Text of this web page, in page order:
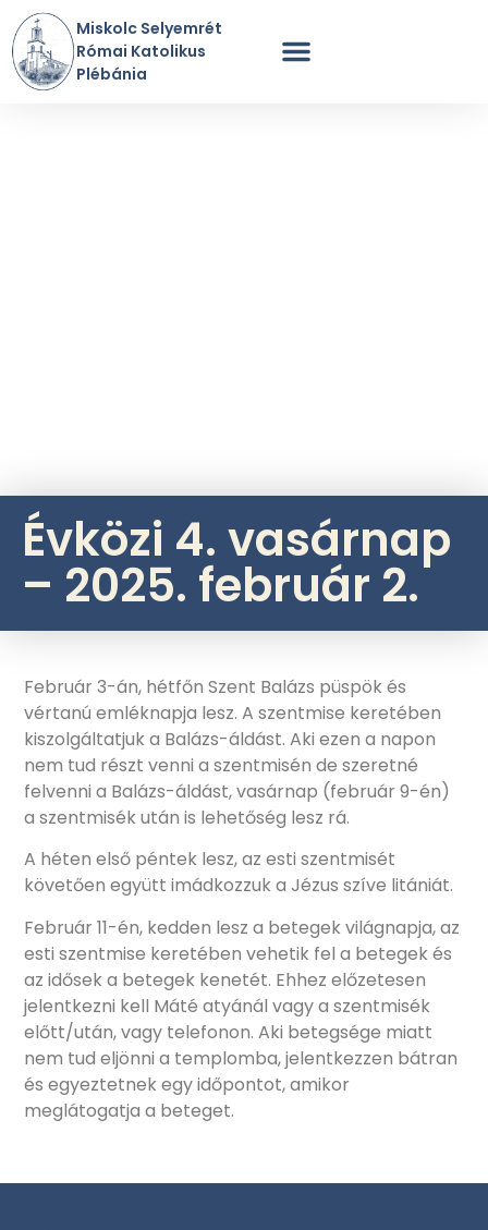
Miskolc Selyemrét
Római Katolikus
Plébánia
Évközi 4. vasárnap
– 2025. február 2.
Február 3-án, hétfőn Szent Balázs püspök és
vértanú emléknapja lesz. A szentmise keretében
kiszolgáltatjuk a Balázs-áldást. Aki ezen a napon
nem tud részt venni a szentmisén de szeretné
felvenni a Balázs-áldást, vasárnap (február 9-én)
a szentmisék után is lehetőség lesz rá.
A héten első péntek lesz, az esti szentmisét
követően együtt imádkozzuk a Jézus szíve litániát.
Február 11-én, kedden lesz a betegek világnapja, az
esti szentmise keretében vehetik fel a betegek és
az idősek a betegek kenetét. Ehhez előzetesen
jelentkezni kell Máté atyánál vagy a szentmisék
előtt/után, vagy telefonon. Aki betegsége miatt
nem tud eljönni a templomba, jelentkezzen bátran
és egyeztetnek egy időpontot, amikor
meglátogatja a beteget.